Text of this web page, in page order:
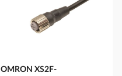
OMRON XS2F-